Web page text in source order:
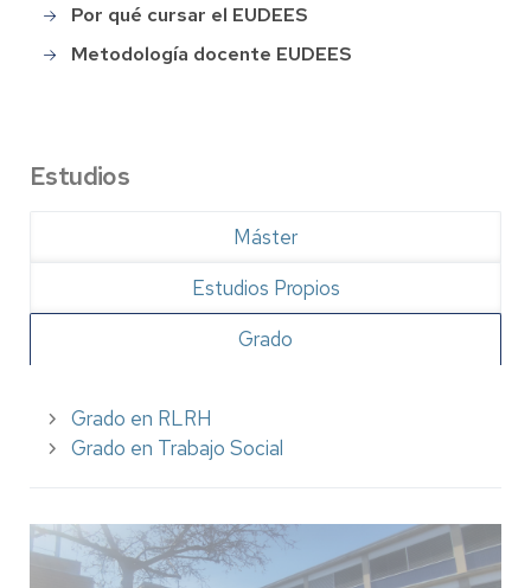
Por qué cursar el EUDEES
Metodología docente EUDEES
Estudios
Grado
Máster
Estudios Propios
Grado en RLRH
Grado en Trabajo Social